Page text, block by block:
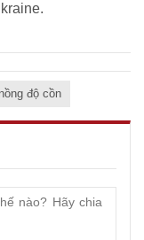
nồng độ cồn